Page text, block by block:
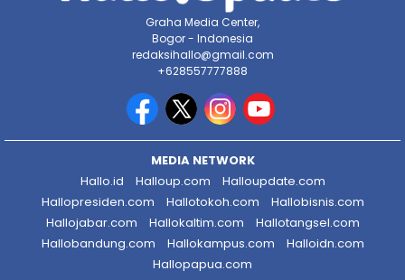
Graha Media Center,
Bogor - Indonesia
redaksihallo@gmail.com
+628557777888
MEDIA NETWORK
Hallo.id
Halloup.com
Halloupdate.com
Hallopresiden.com
Hallotokoh.com
Hallobisnis.com
Hallojabar.com
Hallokaltim.com
Hallotangsel.com
Hallobandung.com
Hallokampus.com
Halloidn.com
Hallopapua.com